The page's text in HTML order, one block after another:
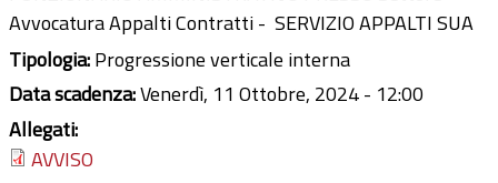
Avvocatura Appalti Contratti - SERVIZIO APPALTI SUA
Tipologia:Progressione verticale interna
Data scadenza:Venerdì, 11 Ottobre, 2024 - 12:00
Allegati:
AVVISO